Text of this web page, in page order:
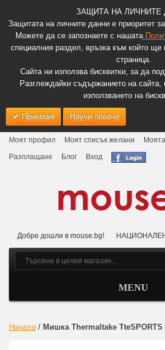
ЗАЩИТА НА ЛИЧНИТЕ
Защитата на личните данни е приоритет
Можете да се запознаете с нашата
специалния раздел, връзка към който ще
страница.
Сайта ни използва бисквитки, за да
Разглеждайки съдържанието на сайта,
използването на
Приемам Научи повече
Моят профил Моят списък желани
Разплащане
Блог Вход
Добре дошли в mouse.bg!
MENU
Начало / Мишка Thermaltake TteSPORTS